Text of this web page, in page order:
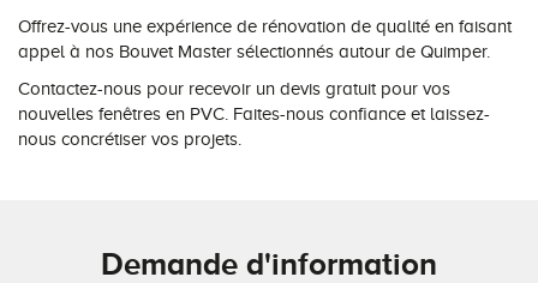
Offrez-vous une expérience de rénovation de qualité en faisant
appel à nos Bouvet Master sélectionnés autour de Quimper.
Contactez-nous pour recevoir un devis gratuit pour vos
nouvelles fenêtres en PVC. Faites-nous confiance et laissez-
nous concrétiser vos projets.
Demande d'information